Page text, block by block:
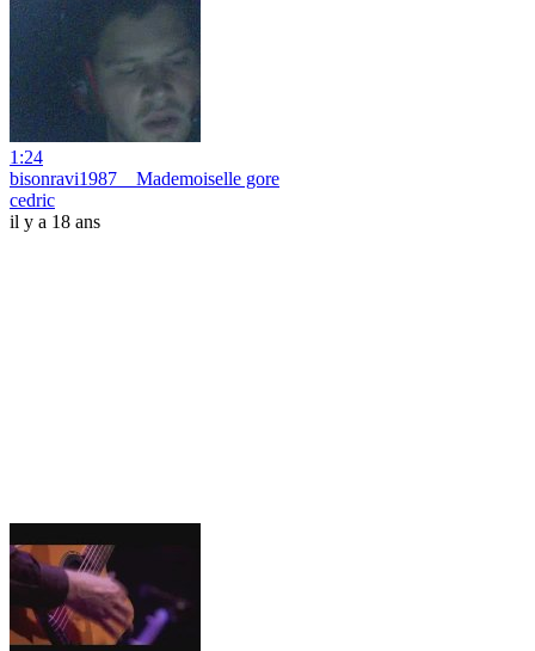
1:24
bisonravi1987 _ Mademoiselle gore
cedric
il y a 18 ans